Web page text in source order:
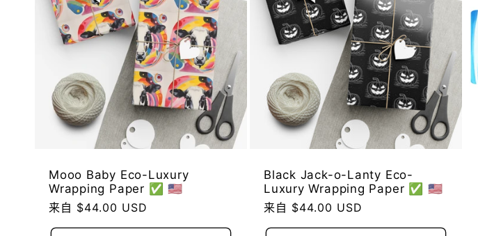
Mooo Baby Eco-Luxury
Wrapping Paper ✅ 🇺🇸
常
规
来自 $44.00 USD
Black Jack-o-Lanty Eco-
Luxury Wrapping Paper ✅ 🇺🇸
常
规
来自 $44.00 USD